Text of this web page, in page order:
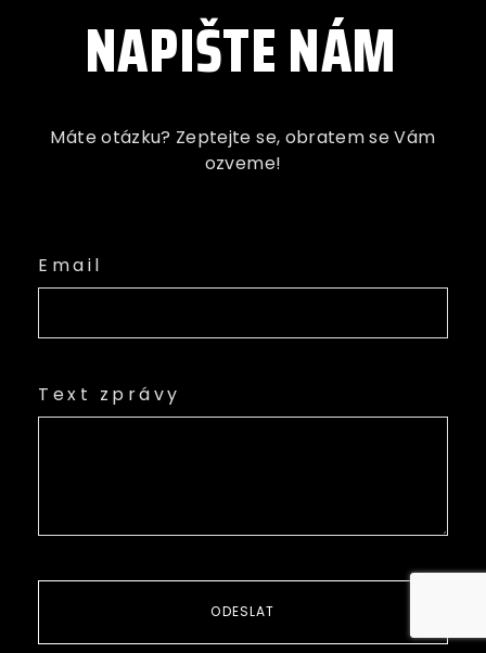
NAPIŠTE NÁM
Máte otázku? Zeptejte se, obratem se Vám
ozveme!
Email
Text zprávy
ODESLAT